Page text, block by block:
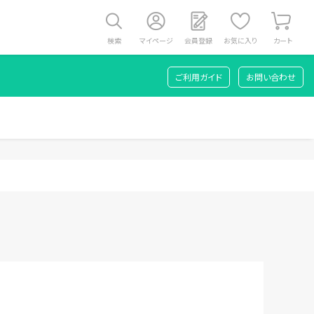
検索 マイページ 会員登録 お気に入り カート
ご利用ガイド お問い合わせ